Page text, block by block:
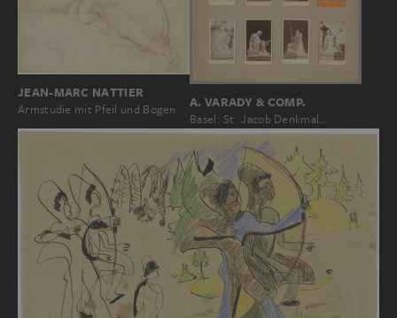
JEAN-MARC NATTIER
Armstudie mit Pfeil und Bogen A. VARADY & COMP.
Basel: St. Jacob Denkmal…